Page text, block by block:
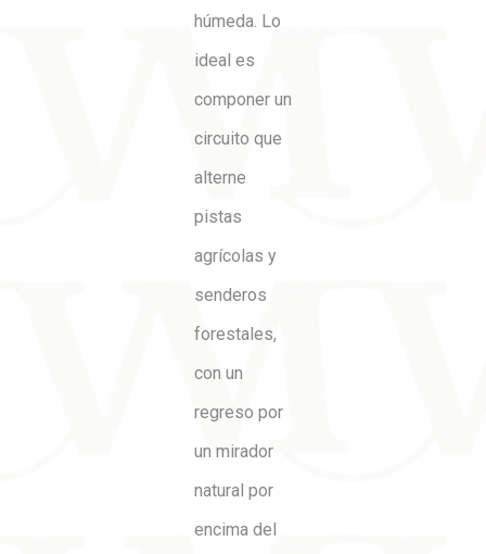
húmeda. Lo
ideal es
componer un
circuito que
alterne
pistas
agrícolas y
senderos
forestales,
con un
regreso por
un mirador
natural por
encima del